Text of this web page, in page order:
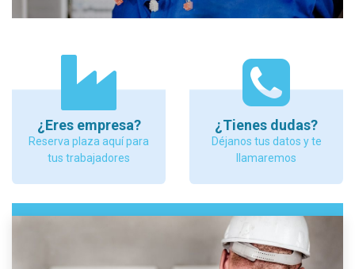
¿Eres empresa?
Reserva plaza aquí para
tus trabajadores
¿Tienes dudas?
Déjanos tus datos y te
llamaremos